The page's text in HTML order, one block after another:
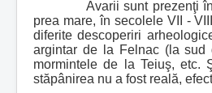
Avarii sunt prezenţi în
prea mare, în secolele VII -
diferite descoperiri
argintar de la Felnac (la sud
mormintele de la Teiuş, etc.
stăpânirea nu a fost reală,